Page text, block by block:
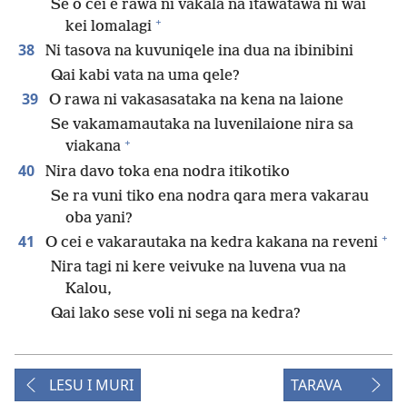
Se o cei e rawa ni vakala na itawatawa ni wai
kei lomalagi +
38
Ni tasova na kuvuniqele ina dua na ibinibini
Qai kabi vata na uma qele?
39
O rawa ni vakasasataka na kena na laione
Se vakamamautaka na luvenilaione nira sa
viakana +
40
Nira davo toka ena nodra itikotiko
Se ra vuni tiko ena nodra qara mera vakarau
oba yani?
41 O cei e vakarautaka na kedra kakana na reveni +
Nira tagi ni kere veivuke na luvena vua na
Kalou,
Qai lako sese voli ni sega na kedra?
LESU I MURI TARAVA